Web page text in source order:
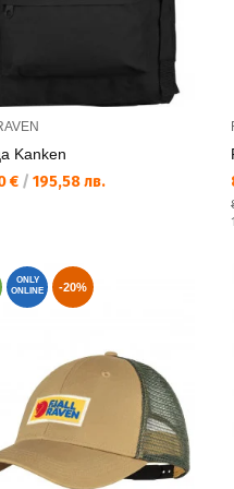
Kanken
цена:
€ / 195,58 лв.
ONLY
ONLINE
-20%